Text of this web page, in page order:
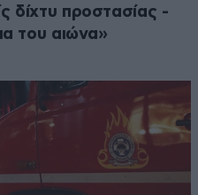
δίχτυ προστασίας -
του αιώνα»